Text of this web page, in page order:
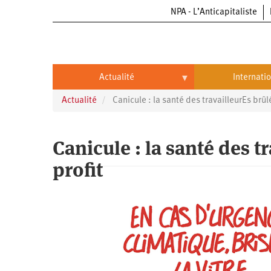
NPA - L’Anticapitaliste
Actualité
Actualité
Entreprises
Entreprises
Oppressions
International
Chine
Continents
Continents
Afrique
Actualité Canicule : la santé des travailleurEs
Canicule : la santé des
profit